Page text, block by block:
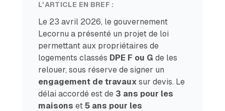
L'ARTICLE EN BREF :
Le 23 avril 2026, le gouvernement
Lecornu a présenté un projet de loi
permettant aux propriétaires de
logements classés DPE F ou G de les
relouer, sous réserve de signer un
engagement de travaux sur devis. Le
délai accordé est de 3 ans pour les
maisons et 5 ans pour les